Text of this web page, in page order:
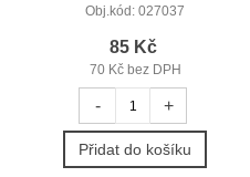
Obj.kód: 027037
85 Kč
70 Kč bez DPH
- +
Přidat do košíku